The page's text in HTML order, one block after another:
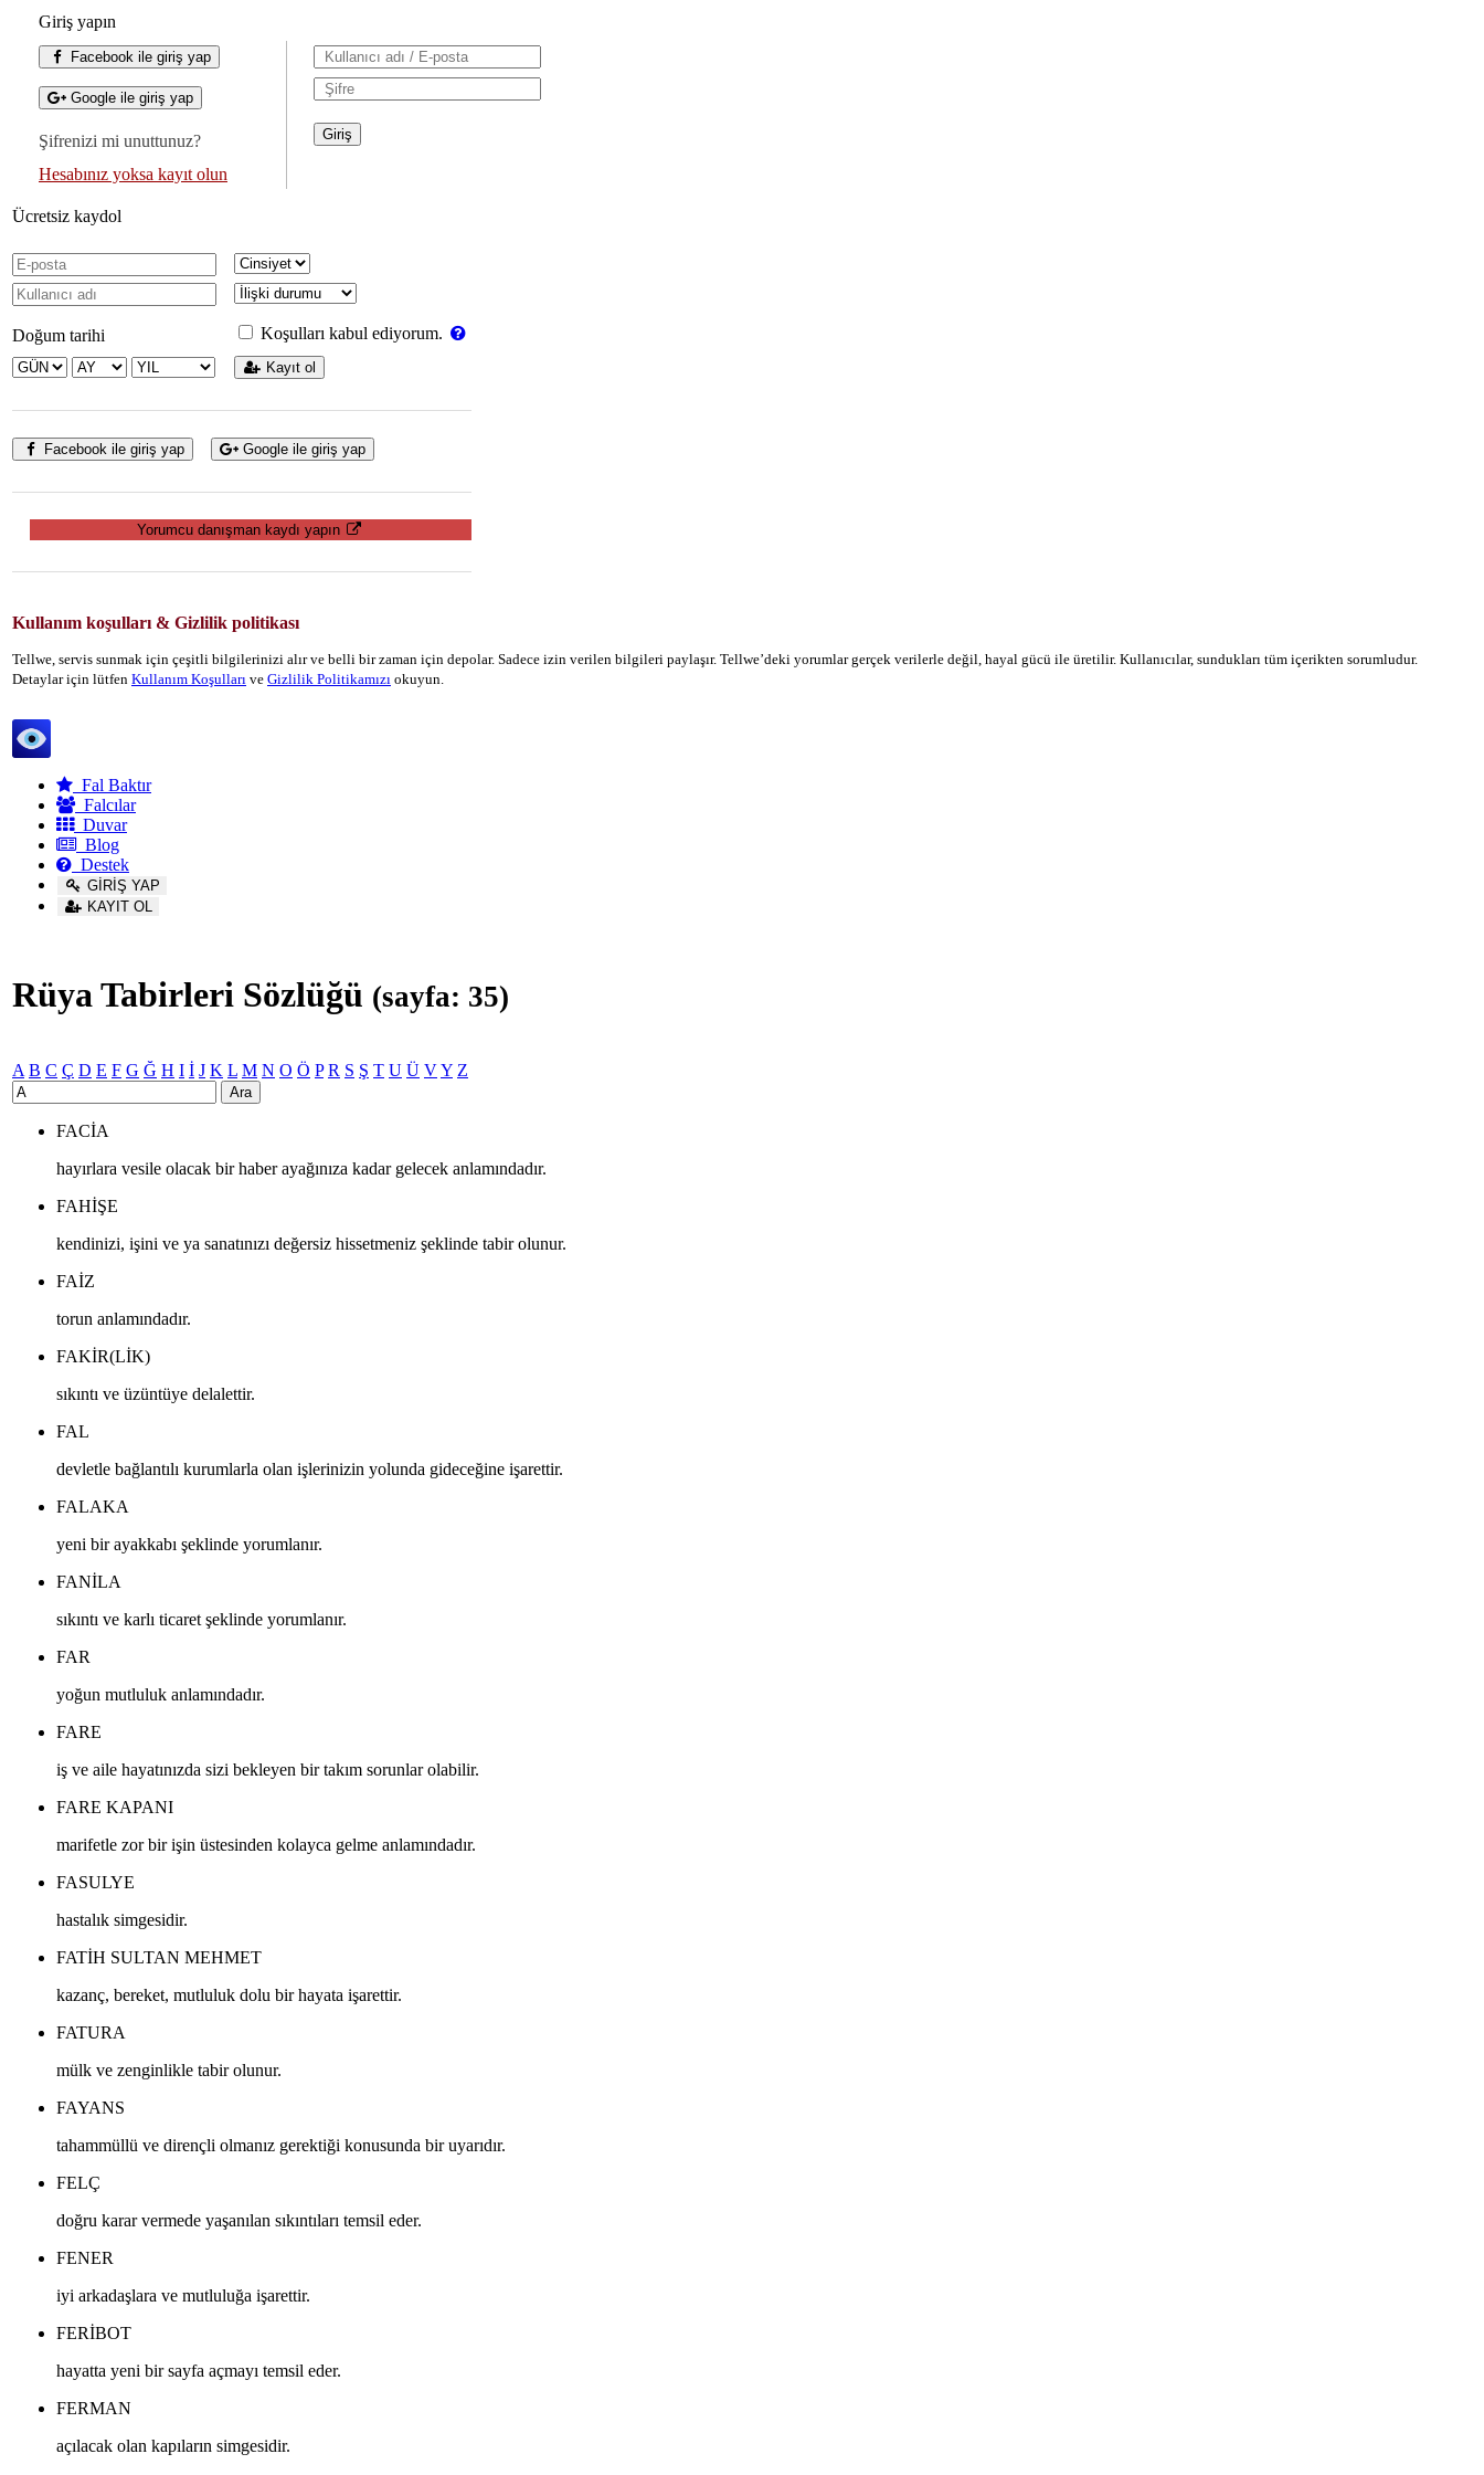
Giriş yapın
Facebook ile giriş yap
Google ile giriş yap
Şifrenizi mi unuttunuz?
Hesabınız yoksa kayıt olun
Ücretsiz kaydol
Doğum tarihi Koşulları kabul ediyorum.
Kayıt ol
Facebook ile giriş yap Google ile giriş yap
Yorumcu danışman kaydı yapın
Kullanım koşulları & Gizlilik politikası
Tellwe, servis sunmak için çeşitli bilgilerinizi alır ve belli bir zaman için depolar. Sadece izin verilen bilgileri paylaşır. Tellwe’deki yorumlar gerçek verilerle değil, hayal gücü ile üretilir. Kullanıcılar, sundukları tüm içerikten sorumludur.
Detaylar için lütfen Kullanım Koşulları ve Gizlilik Politikamızı okuyun.
Fal Baktır
Falcılar
Duvar
Blog
Destek
GİRİŞ YAP
KAYIT OL
Rüya Tabirleri Sözlüğü (sayfa: 35)
A B C Ç D E F G Ğ H I İ J K L M N O Ö P R S Ş T U Ü VY Z
Ara
FACIA
hayırlara vesile olacak bir haber ayağınıza kadar gelecek anlamındadır.
FAHIŞE
kendinizi, işini ve ya sanatınızı değersiz hissetmeniz şeklinde tabir olunur.
FAIZ
torun anlamındadır.
FAKIR(LIK)
sıkıntı ve üzüntüye delalettir.
FAL
devletle bağlantılı kurumlarla olan işlerinizin yolunda gideceğine işarettir.
FALAKA
yeni bir ayakkabı şeklinde yorumlanır.
FANILA
sıkıntı ve karlı ticaret şeklinde yorumlanır.
FAR
yoğun mutluluk anlamındadır.
FARE
iş ve aile hayatınızda sizi bekleyen bir takım sorunlar olabilir.
FARE KAPANI
marifetle zor bir işin üstesinden kolayca gelme anlamındadır.
FASULYE
hastalık simgesidir.
FATIH SULTAN MEHMET
kazanç, bereket, mutluluk dolu bir hayata işarettir.
FATURA
mülk ve zenginlikle tabir olunur.
FAYANS
tahammüllü ve dirençli olmanız gerektiği konusunda bir uyarıdır.
FELÇ
doğru karar vermede yaşanılan sıkıntıları temsil eder.
FENER
iyi arkadaşlara ve mutluluğa işarettir.
FERIBOT
hayatta yeni bir sayfa açmayı temsil eder.
FERMAN
açılacak olan kapıların simgesidir.